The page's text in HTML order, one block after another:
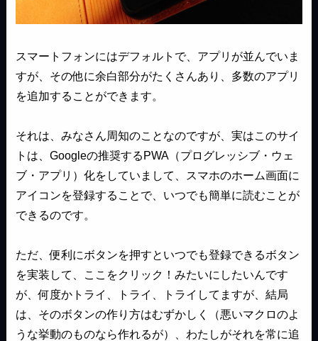
スマートフォンにはデフォルトで、アプリが並んでいま
すが、その他に余白部分がたくさんあり、多数のアプリ
を追加することができます。
それは、みなさん周知のことなのですが、実はこのサイ
トは、Googleの推奨するPWA（プログレッシブ・ウェ
ブ・アプリ）化をしていまして、スマホのホーム画面に
アイコンを登録することで、いつでも簡単に読むことが
できるのです。
ただ、便利にボタンを押すといつでも登録できるボタン
を実装して、ここをクリック！みたいにしたいんです
が、何度かトライ、トライ、トライしてますが、結局
は、そのボタンの作り方はむずかしく（悪いマクロのよ
うな挙動のものなら作れるが）、わたしがそれを常に追